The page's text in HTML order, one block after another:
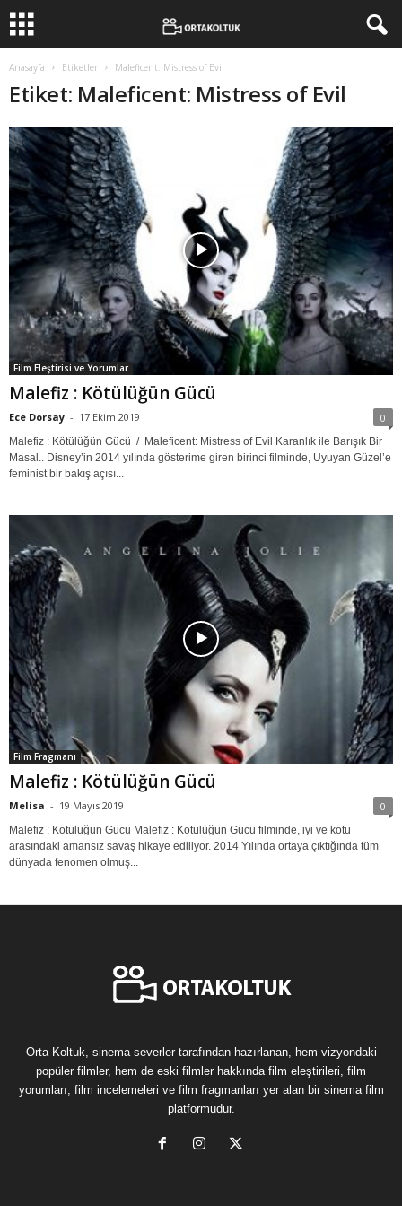
Anasayfa Etiketler Maleficent: Mistress of Evil
Etiket: Maleficent: Mistress of Evil
Film Eleştirisi ve Yorumlar
Malefiz : Kötülüğün Gücü
Ece Dorsay - 17 Ekim 2019 0
Malefiz : Kötülüğün Gücü / Maleficent: Mistress of Evil Karanlık ile Barışık Bir
Masal.. Disney’in 2014 yılında gösterime giren birinci filminde, Uyuyan Güzel’e
feminist bir bakış açısı...
Film Fragmanı
Malefiz : Kötülüğün Gücü
Melisa - 19 Mayıs 2019 0
Malefiz : Kötülüğün Gücü Malefiz : Kötülüğün Gücü filminde, iyi ve kötü
arasındaki amansız savaş hikaye ediliyor. 2014 Yılında ortaya çıktığında tüm
dünyada fenomen olmuş...
Orta Koltuk, sinema severler tarafından hazırlanan, hem vizyondaki
popüler filmler, hem de eski filmler hakkında film eleştirileri, film
yorumları, film incelemeleri ve film fragmanları yer alan bir sinema film
platformudur.